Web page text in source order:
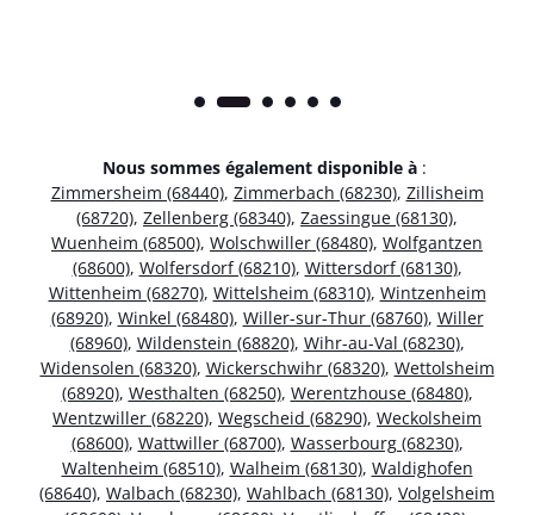
Nous sommes également disponible à :
Zimmersheim (68440), Zimmerbach (68230), Zillisheim
(68720), Zellenberg (68340), Zaessingue (68130),
Wuenheim (68500), Wolschwiller (68480), Wolfgantzen
(68600), Wolfersdorf (68210), Wittersdorf (68130),
Wittenheim (68270), Wittelsheim (68310), Wintzenheim
(68920), Winkel (68480), Willer-sur-Thur (68760), Willer
(68960), Wildenstein (68820), Wihr-au-Val (68230),
Widensolen (68320), Wickerschwihr (68320), Wettolsheim
(68920), Westhalten (68250), Werentzhouse (68480),
Wentzwiller (68220), Wegscheid (68290), Weckolsheim
(68600), Wattwiller (68700), Wasserbourg (68230),
Waltenheim (68510), Walheim (68130), Waldighofen
(68640), Walbach (68230), Wahlbach (68130), Volgelsheim